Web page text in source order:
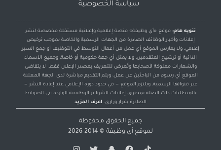
سياسة الخصوصية
تنويه هام: موقع «أي وظيفة» منصة إعلامية وإعلانية مستقلة مخصصة لنشر
إعلانات وأخبار الوظائف الصادرة من الجهات الرسمية والخاصة بموجب ترخيص
إعلامي، ولا يمارس الموقع أي عمل من أعمال التوسط في التوظيف أو جمع السير
الذاتية أو ترشيح المتقدمين، ولا يمثل أي جهة حكومية أو خاصة، وجميع الأسماء
والشعارات مملوكة لأصحابها وتُعرض للتعريف بمصدر الإعلان فقط. لا يتقاضى
الموقع أي رسوم من الباحثين عن عمل، ويتم التقديم مباشرة لدى الجهة المعلنة
عبر قنواتها الرسمية، ويلتزم الموقع — في حدود دوره الإعلامي عند إعادة النشر —
بالمتطلبات ذات الصلة بمحتوى إعلانات الشواغر الوظيفية الواردة في الضوابط
الصادرة بقرار وزاري. اعرف المزيد
جميع الحقوق محفوظة
لموقع أي وظيفة © 2014-2026